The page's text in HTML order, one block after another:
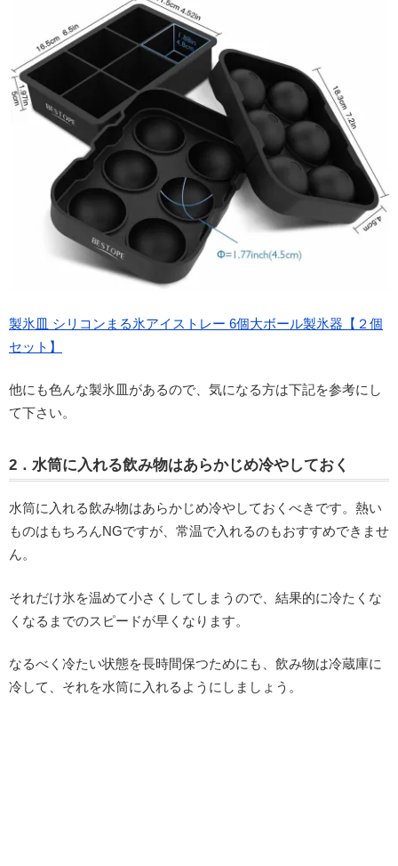
製氷皿 シリコンまる氷アイストレー 6個大ボール製氷器【２個
セット】
他にも色んな製氷皿があるので、気になる方は下記を参考にし
て下さい。
2．水筒に入れる飲み物はあらかじめ冷やしておく
水筒に入れる飲み物はあらかじめ冷やしておくべきです。熱い
ものはもちろんNGですが、常温で入れるのもおすすめできませ
ん。
それだけ氷を温めて小さくしてしまうので、結果的に冷たくな
くなるまでのスピードが早くなります。
なるべく冷たい状態を長時間保つためにも、飲み物は冷蔵庫に
冷して、それを水筒に入れるようにしましょう。